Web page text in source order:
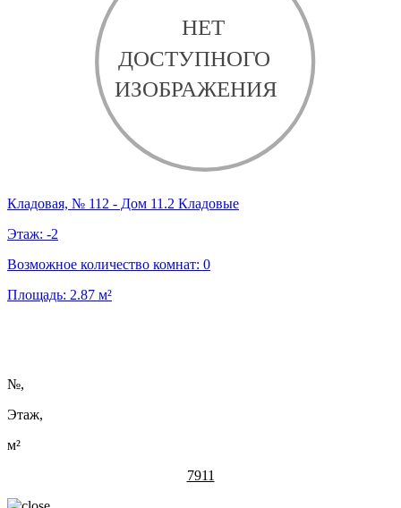
Кладовая, № 112 - Дом 11.2 Кладовые
Этаж: -2
Возможное количество комнат: 0
Площадь: 2.87 м²
№,
Этаж,
м²
7911